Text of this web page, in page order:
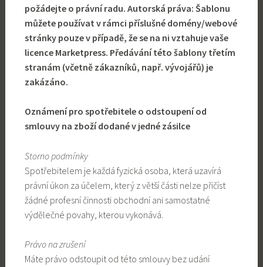
požádejte o právní radu. Autorská práva: Šablonu
můžete používat v rámci příslušné domény/webové
stránky pouze v případě, že se na ni vztahuje vaše
licence Marketpress. Předávání této šablony třetím
stranám (včetně zákazníků, např. vývojářů) je
zakázáno.
Oznámení pro spotřebitele o odstoupení od
smlouvy na zboží dodané v jedné zásilce
Storno podmínky
Spotřebitelem je každá fyzická osoba, která uzavírá
právní úkon za účelem, který z větší části nelze přičíst
žádné profesní činnosti obchodní ani samostatné
výdělečné povahy, kterou vykonává.
Právo na zrušení
Máte právo odstoupit od této smlouvy bez udání